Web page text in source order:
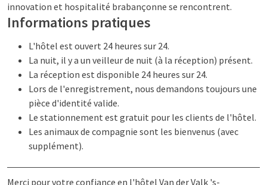
innovation et hospitalité brabançonne se rencontrent.
Informations pratiques
L'hôtel est ouvert 24 heures sur 24.
La nuit, il y a un veilleur de nuit (à la réception) présent.
La réception est disponible 24 heures sur 24.
Lors de l'enregistrement, nous demandons toujours une
pièce d'identité valide.
Le stationnement est gratuit pour les clients de l'hôtel.
Les animaux de compagnie sont les bienvenus (avec
supplément).
Merci pour votre confiance en l'hôtel Van der Valk 's-